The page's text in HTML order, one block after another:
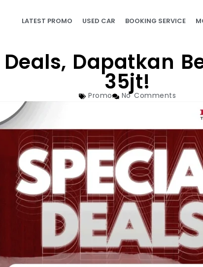
LATEST PROMO USED CAR BOOKING SERVICE
Dapatkan
35jt!
Promo No Comments